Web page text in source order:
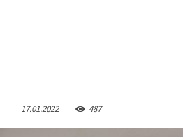
17.01.2022 487